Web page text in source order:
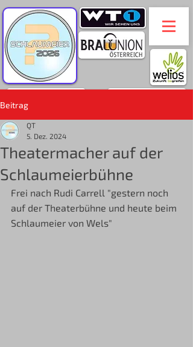
Beitrag
Theatermacher auf der
Schlaumeierbühne
QT
5. Dez. 2024
Frei nach Rudi Carrell "gestern noch
auf der Theaterbühne und heute beim
Schlaumeier von Wels"